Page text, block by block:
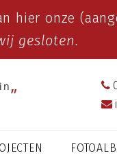
hier onze
gesloten.